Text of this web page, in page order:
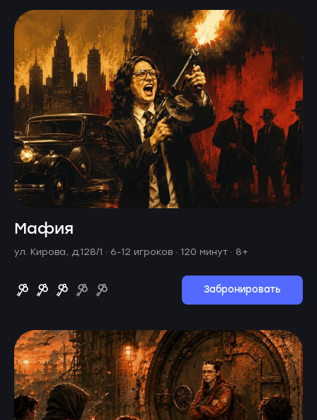
Мафия
ул. Кирова, д.128/1 · 6-12 игроков · 120 минут · 8+
Забронировать